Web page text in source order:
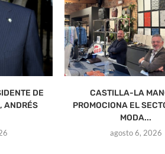
DE
ANDRÉS
CASTILLA-LA
PROMOCIONA EL
MODA...
agosto 6, 2026